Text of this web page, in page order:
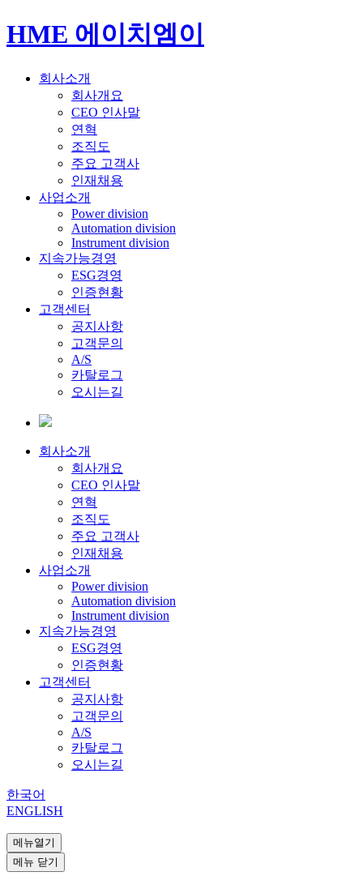
HME 에이치엠이
회사소개
회사개요
CEO 인사말
연혁
조직도
주요 고객사
인재채용
사업소개
Power division
Automation division
Instrument division
지속가능경영
ESG경영
인증현황
고객센터
공지사항
고객문의
A/S
카탈로그
오시는길
회사소개
회사개요
CEO 인사말
연혁
조직도
주요 고객사
인재채용
사업소개
Power division
Automation division
Instrument division
지속가능경영
ESG경영
인증현황
고객센터
공지사항
고객문의
A/S
카탈로그
오시는길
한국어
ENGLISH
메뉴열기
메뉴 닫기